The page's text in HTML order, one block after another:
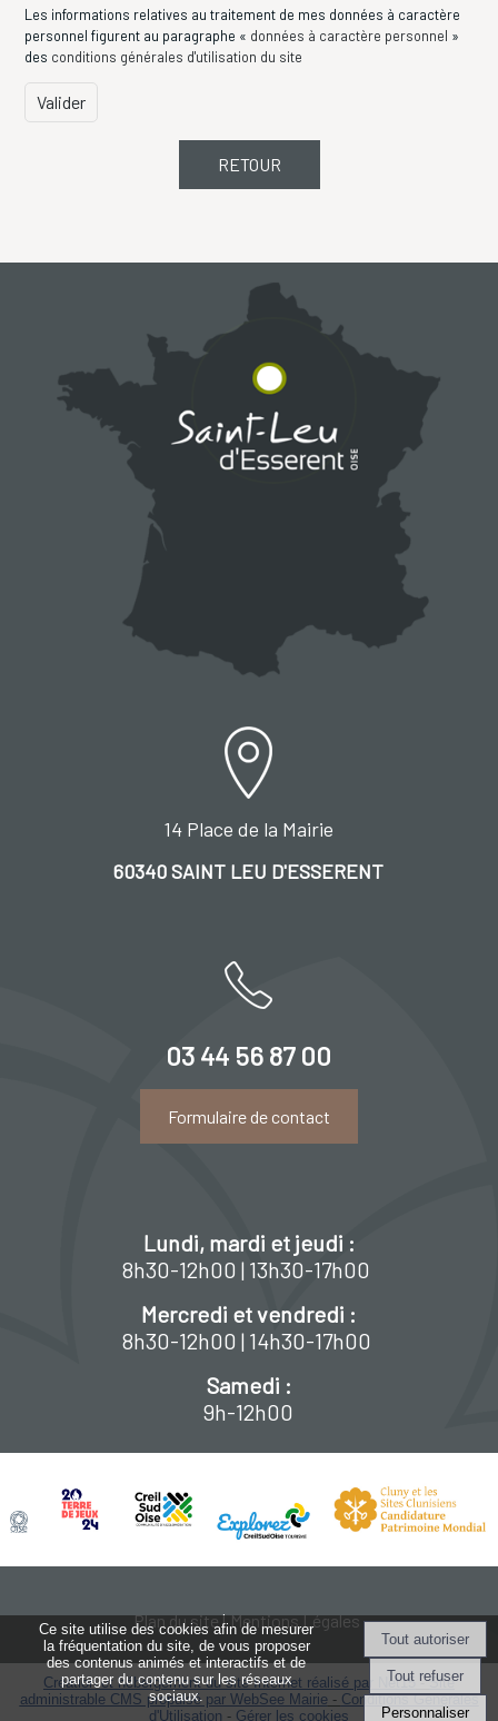
Les informations relatives au traitement de mes données à caractère
personnel figurent au paragraphe « données à caractère personnel »
des conditions générales d'utilisation du site
RETOUR
14 Place de la Mairie
60340 SAINT LEU D'ESSERENT
03 44 56 87 00
Formulaire de contact
Lundi, mardi et jeudi :
8h30-12h00 | 13h30-17h00
Mercredi et vendredi :
8h30-12h00 | 14h30-17h00
Samedi :
9h-12h00
Plan du site Mentions Légales
Création et hébergement du site Internet réalisé par Net15 -Site
administrable CMS propulsé par WebSee Mairie- Conditions Générales
d'Utilisation - Gérer les cookies
Ce site utilise des cookies afin de mesurer
la fréquentation du site, de vous proposer
des contenus animés et interactifs et de
partager du contenu sur les réseaux
sociaux.
Personnaliser